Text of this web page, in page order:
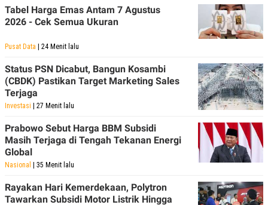
Tabel Harga Emas Antam 7 Agustus
2026 - Cek Semua Ukuran
Pusat Data | 24 Menit lalu
Status PSN Dicabut, Bangun Kosambi
(CBDK) Pastikan Target Marketing Sales
Terjaga
Investasi | 27 Menit lalu
Prabowo Sebut Harga BBM Subsidi
Masih Terjaga di Tengah Tekanan Energi
Global
Nasional | 35 Menit lalu
Rayakan Hari Kemerdekaan, Polytron
Tawarkan Subsidi Motor Listrik Hingga